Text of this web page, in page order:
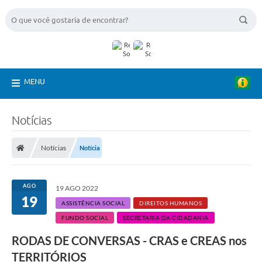
MENU
Notícias
Notícias Notícia
AGO
19
19 AGO 2022
ASSISTÊNCIA SOCIAL DIREITOS HUMANOS
FUNDO SOCIAL SECRETARIA DA CIDADANIA
RODAS DE CONVERSAS - CRAS e CREAS nos
TERRITÓRIOS